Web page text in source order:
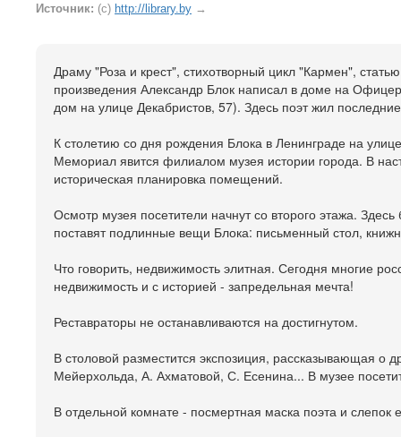
Источник: (c) http://library.by →
Драму "Роза и крест", стихотворный цикл "Кармен",
произведения Александр Блок написал в доме на
дом на улице Декабристов, 57). Здесь поэт жил
К столетию со дня рождения Блока в Ленинграде на
Мемориал явится филиалом музея истории города. В
историческая планировка помещений.
Осмотр музея посетители начнут со второго этажа.
поставят подлинные вещи Блока: письменный стол,
Что говорить, недвижимость элитная. Сегодня многие
недвижимость и с историей - запредельная мечта!
Реставраторы не останавливаются на достигнутом.
В столовой разместится экспозиция, рассказывающая о
Мейерхольда, А. Ахматовой, С. Есенина... В музее
В отдельной комнате - посмертная маска поэта и слепок